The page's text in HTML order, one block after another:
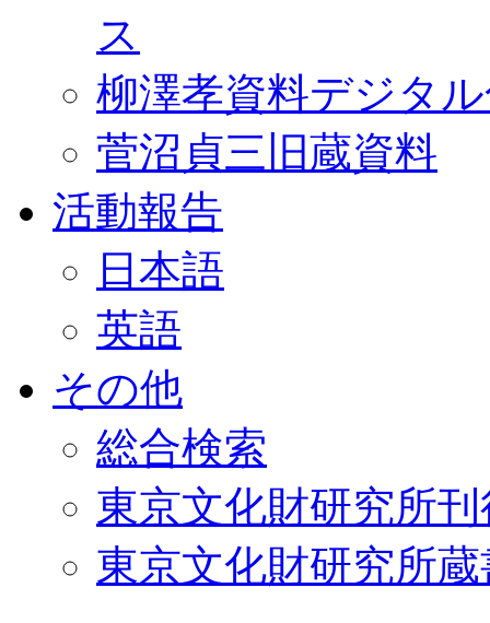
ス
柳澤孝資料デジタ
菅沼貞三旧蔵資料
活動報告
日本語
英語
その他
総合検索
東京文化財研究所
東京文化財研究所